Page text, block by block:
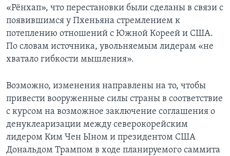
«Рёнхап», что перестановки были сделаны в связи с
появившимся у Пхеньяна стремлением к
потеплению отношений с Южной Кореей и США.
По словам источника, увольняемым лидерам «не
хватало гибкости мышления».
Возможно, изменения направлены на то, чтобы
привести вооруженные силы страны в соответствие
с курсом на возможное заключение соглашения о
денуклеаризации между северокорейским
лидером Ким Чен Ыном и президентом США
Дональдом Трампом в ходе планируемого саммита